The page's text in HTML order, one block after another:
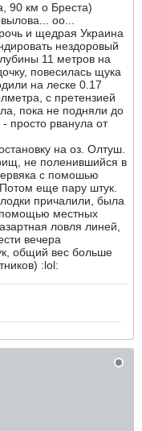
90 км о Бреста)
оо...
и щедрая Украина
нездоровый
11 метров на
повесилась щука
на леске 0.17
с претензией
пока не подняли до
просто рванула от
на оз. Олтуш.
не поленившийся в
с помошью
еще пару штук.
причалили, была
помощью местных
ловля линей,
вечера
общий вес больше
:lol: